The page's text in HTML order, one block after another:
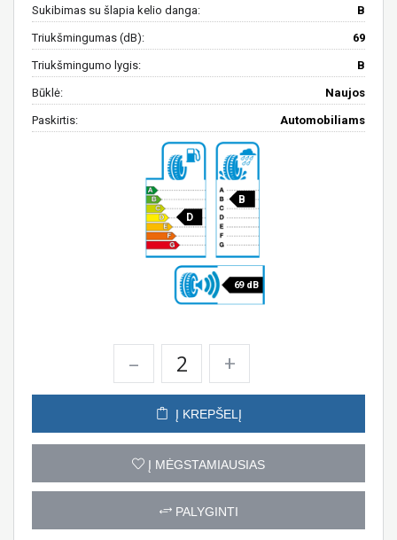
Sukibimas su šlapia kelio danga: B
Triukšmingumas (dB): 69
Triukšmingumo lygis: B
Būklė: Naujos
Paskirtis: Automobiliams
D
B
69 dB
– +
Į KREPŠELĮ
Į MĖGSTAMIAUSIAS
PALYGINTI